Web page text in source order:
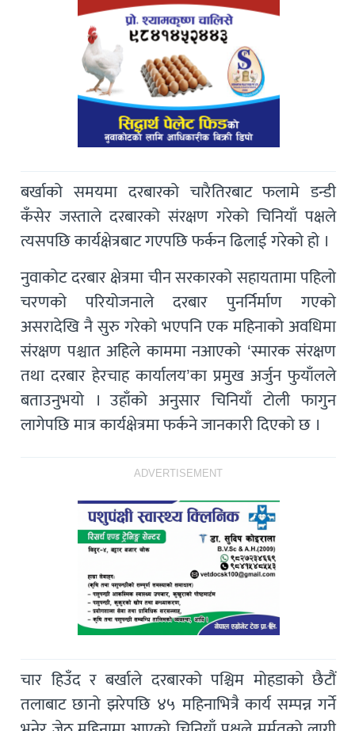
बर्खाको समयमा दरबारको चारैतिरबाट फलामे डन्डी
कँसेर जस्ताले दरबारको संरक्षण गरेको चिनियाँ पक्षले
त्यसपछि कार्यक्षेत्रबाट गएपछि फर्कन ढिलाई गरेको हो ।
नुवाकोट दरबार क्षेत्रमा चीन सरकारको सहायतामा पहिलो
चरणको परियोजनाले दरबार पुनर्निर्माण गएको
असरादेखि नै सुरु गरेको भएपनि एक महिनाको अवधिमा
संरक्षण पश्चात अहिले काममा नआएको ‘स्मारक संरक्षण
तथा दरबार हेरचाह कार्यालय’का प्रमुख अर्जुन फुयाँलले
बताउनुभयो । उहाँको अनुसार चिनियाँ टोली फागुन
लागेपछि मात्र कार्यक्षेत्रमा फर्कने जानकारी दिएको छ ।
ADVERTISEMENT
चार हिउँद र बर्खाले दरबारको पश्चिम मोहडाको छैटौं
तलाबाट छानो झरेपछि ४५ महिनाभित्रै कार्य सम्पन्न गर्ने